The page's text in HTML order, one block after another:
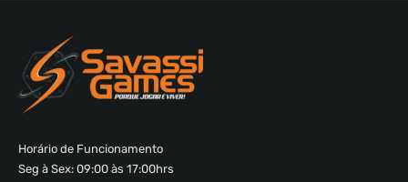
Horário de Funcionamento
Seg à Sex: 09:00 às 17:00hrs